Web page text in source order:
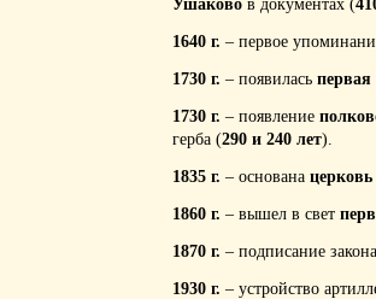
Ушаково в документах (
1640 г. – первое
1730 г. – появилась
1730 г. – появление
герба (290 и 240 лет).
1835 г. – основана
1860 г. – вышел в свет
1870 г. – подписание
1930 г. – устройство